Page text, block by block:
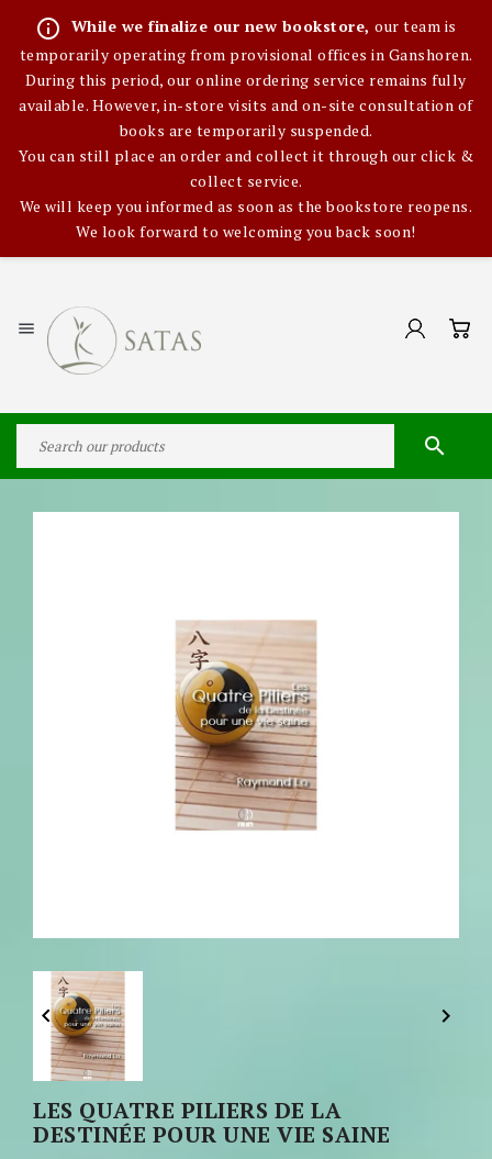
info_outline While we finalize our new bookstore,our team is
temporarily operating from provisional offices in Ganshoren.
During this period, our online ordering service remains fully
available. However, in-store visits and on-site consultation of
books are temporarily suspended.
You can still place an order and collect it through our click &
collect service.
We will keep you informed as soon as the bookstore reopens.
We look forward to welcoming you back soon!


 
LES QUATRE PILIERS DE LA
DESTINÉE POUR UNE VIE SAINE